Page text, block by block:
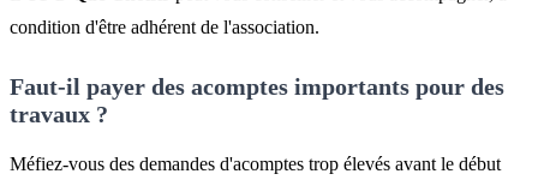
condition d'être adhérent de l'association.
Faut-il payer des acomptes importants pour des
travaux ?
Méfiez-vous des demandes d'acomptes trop élevés avant le début